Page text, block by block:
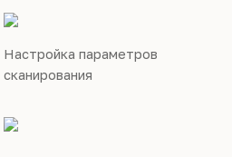
Настройка параметров
сканирования